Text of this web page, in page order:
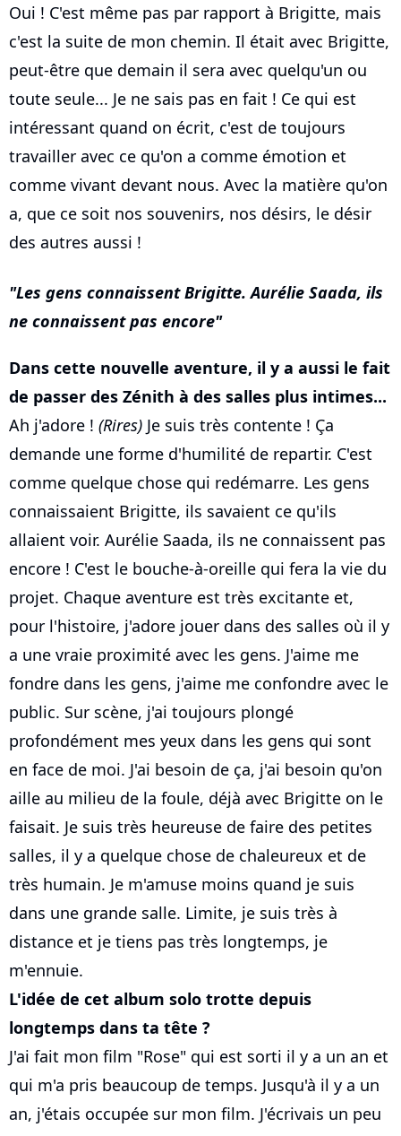
Oui ! C'est même pas par rapport à Brigitte, mais
c'est la suite de mon chemin. Il était avec Brigitte,
peut-être que demain il sera avec quelqu'un ou
toute seule... Je ne sais pas en fait ! Ce qui est
intéressant quand on écrit, c'est de toujours
travailler avec ce qu'on a comme émotion et
comme vivant devant nous. Avec la matière qu'on
a, que ce soit nos souvenirs, nos désirs, le désir
des autres aussi !
Les gens connaissent Brigitte. Aurélie Saada, ils
ne connaissent pas encore
Dans cette nouvelle aventure, il y a aussi le fait
de passer des Zénith à des salles plus intimes...
Ah j'adore ! (Rires) Je suis très contente ! Ça
demande une forme d'humilité de repartir. C'est
comme quelque chose qui redémarre. Les gens
connaissaient Brigitte, ils savaient ce qu'ils
allaient voir. Aurélie Saada, ils ne connaissent pas
encore ! C'est le bouche-à-oreille qui fera la vie du
projet. Chaque aventure est très excitante et,
pour l'histoire, j'adore jouer dans des salles où il y
a une vraie proximité avec les gens. J'aime me
fondre dans les gens, j'aime me confondre avec le
public. Sur scène, j'ai toujours plongé
profondément mes yeux dans les gens qui sont
en face de moi. J'ai besoin de ça, j'ai besoin qu'on
aille au milieu de la foule, déjà avec Brigitte on le
faisait. Je suis très heureuse de faire des petites
salles, il y a quelque chose de chaleureux et de
très humain. Je m'amuse moins quand je suis
dans une grande salle. Limite, je suis très à
distance et je tiens pas très longtemps, je
m'ennuie.
L'idée de cet album solo trotte depuis
longtemps dans ta tête ?
J'ai fait mon film "Rose" qui est sorti il y a un an et
qui m'a pris beaucoup de temps. Jusqu'à il y a un
an, j'étais occupée sur mon film. J'écrivais un peu